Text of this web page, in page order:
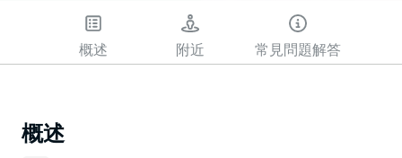
概述 附近 常見問題解答
概述